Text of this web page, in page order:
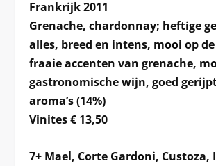
Frankrijk 2011
Grenache, chardonnay; heftige
alles, breed en intens, mooi op
fraaie accenten van grenache,
gastronomische wijn, goed
aroma’s (14%)
Vinites € 13,50
7+ Mael, Corte Gardoni, Custoza,